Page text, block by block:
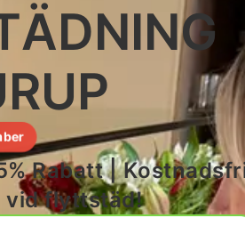
Rabatt |
flyttstäd!